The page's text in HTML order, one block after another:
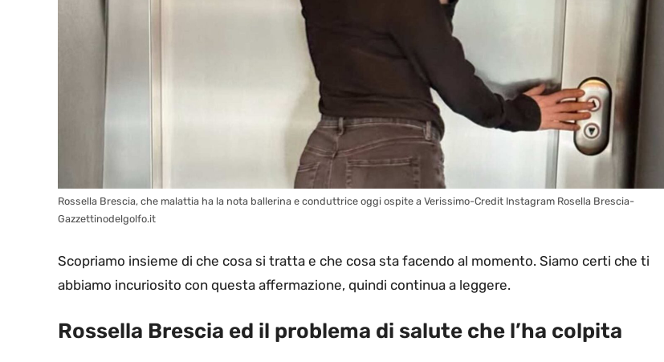
Rossella Brescia, che malattia ha la nota ballerina e conduttrice oggi ospite a Verissimo-Credit Instagram Rosella Brescia-
Gazzettinodelgolfo.it
Scopriamo insieme di che cosa si tratta e che cosa sta facendo al momento. Siamo certi che ti
abbiamo incuriosito con questa affermazione, quindi continua a leggere.
Rossella Brescia ed il problema di salute che l’ha colpita